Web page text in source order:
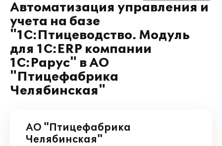
Автоматизация управления и
учета на базе
"1С:Птицеводство. Модуль
для 1С:ERP компании
1С:Рарус" в АО
"Птицефабрика
Челябинская"
АО "Птицефабрика
Челябинская"